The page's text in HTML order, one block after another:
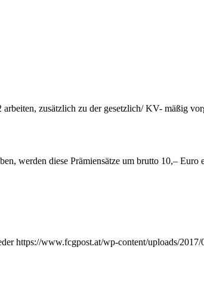
zusätzlich zu der gesetzlich/ KV- mäßig
werden diese Prämiensätze um brutto 10,– Euro
https://www.fcgpost.at/wp-content/uploads/